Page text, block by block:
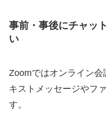
事前・事後にチャッ
い
Zoomではオンライン
キストメッセージやフ
す。